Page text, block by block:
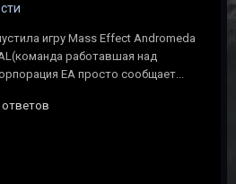
игру Mass Effect Andromeda
работавшая над
EA просто сообщает...
ответов